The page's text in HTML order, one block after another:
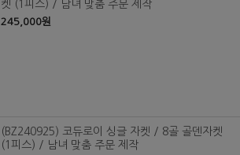
켓 (1피스) / 남녀 맞춤 주문 제작
245,000원
(BZ240925) 코듀로이 싱글 자켓 / 8골 골덴자켓
(1피스) / 남녀 맞춤 주문 제작